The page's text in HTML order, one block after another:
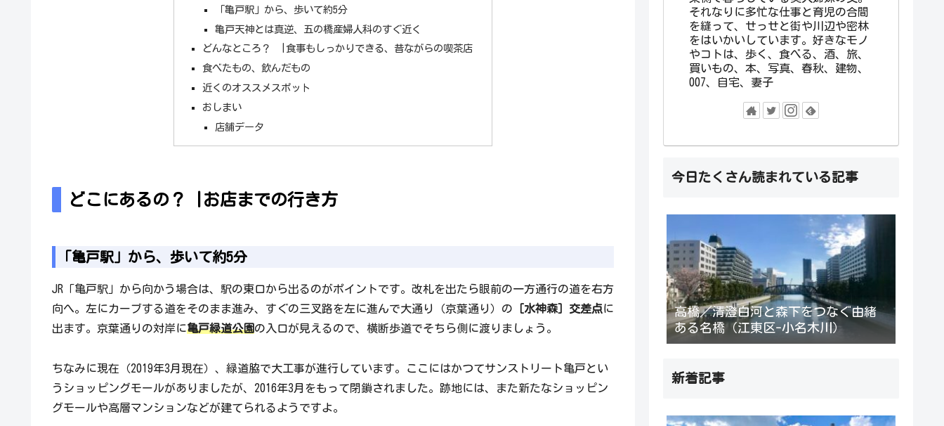
「亀戸駅」から、歩いて約5分
亀戸天神とは真逆、五の橋産婦人科のすぐ近く
どんなところ？ |食事もしっかりできる、昔ながらの喫茶店
食べたもの、飲んだもの
近くのオススメスポット
おしまい
店舗データ
どこにあるの？ |お店までの行き方
「亀戸駅」から、歩いて約5分
JR「亀戸駅」から向かう場合は、駅の東口から出るのがポイントです。改札を出たら眼前の一方通行の道を右方
向へ。左にカーブする道をそのまま進み、すぐの三叉路を左に進んで大通り（京葉通り）の ［水神森］交差点に
出ます。京葉通りの対岸に亀戸緑道公園の入口が見えるので、横断歩道でそちら側に渡りましょう。
ちなみに現在（2019年3月現在）、緑道脇で大工事が進行しています。ここにはかつてサンストリート亀戸とい
うショッピングモールがありましたが、2016年3月をもって閉鎖されました。跡地には、また新たなショッピン
グモールや高層マンションなどが建てられるようですよ。
それなりに多忙な仕事と育児の合間
を縫って、せっせと街や川辺や密林
をはいかいしています。好きなモノ
やコトは、歩く、食べる、酒、旅、
買いもの、本、写真、春秋、建物、
007、自宅、妻子
今日たくさん読まれている記事
高橋／清澄白河と森下をつなぐ由緒
ある名橋（江東区-小名木川）
新着記事